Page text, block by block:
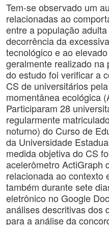
Tem-se observado um
relacionadas ao
entre a população
decorrência da
tecnológico e ao
geralmente realizado na
do estudo foi verificar a
CS de universitários
momentânea ecológica
Participaram 28
regularmente
noturno) do Curso de
da Universidade
medida objetiva do CS
acelerômetro ActiGraph
relacionada ao contexto
também durante sete
eletrônico no Google
análises descritivas dos
para a análise da